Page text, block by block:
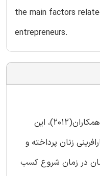
the main factors
entrepreneurs.
با استناد به تحقیقات آکرهوست و همکاران(2012)، این
زنان پرداخته و
در زمان شروع کسب